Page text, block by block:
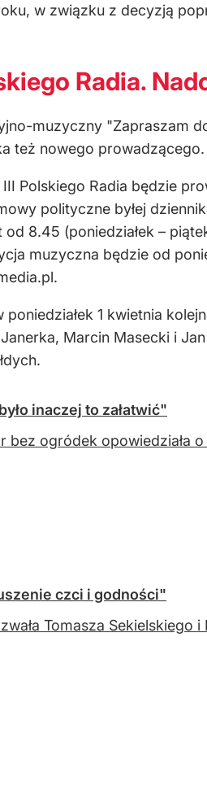
w związku z decyzją
Radia.
muzyczny "Zapraszam
też nowego prowadzącego.
Polskiego Radia będzie
polityczne byłej
8.45 (poniedziałek –
muzyczna będzie od
1 kwietnia
Marcin Masecki i
inaczej to załatwić"
bez ogródek opowiedziała
czci i godności"
Tomasza